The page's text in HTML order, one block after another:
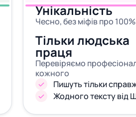
Унікальність
Чесно, без міфів про 100%
Тільки людська
праця
Перевіряємо
кожного
Пишуть тільки
Жодного тексту від